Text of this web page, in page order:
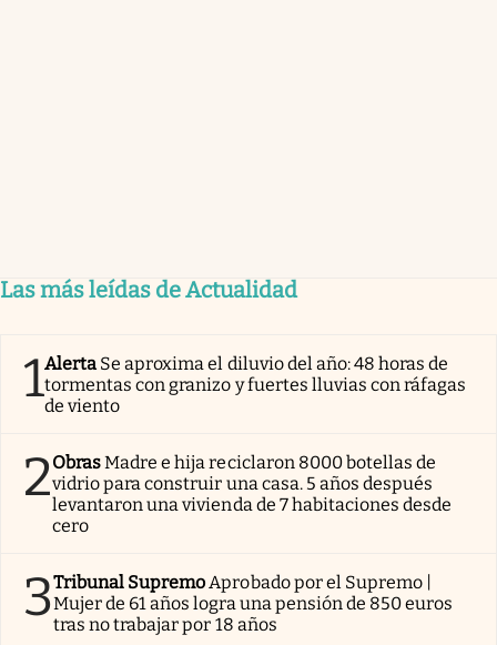
Las más leídas de Actualidad
1Alerta Se aproxima el diluvio del año: 48 horas de
tormentas con granizo y fuertes lluvias con ráfagas
de viento
2ObrasMadre e hija reciclaron 8000 botellas de
vidrio para construir una casa. 5 años después
levantaron una vivienda de 7 habitaciones desde
cero
3Tribunal Supremo Aprobado por el Supremo |
Mujer de 61 años logra una pensión de 850 euros
tras no trabajar por 18 años